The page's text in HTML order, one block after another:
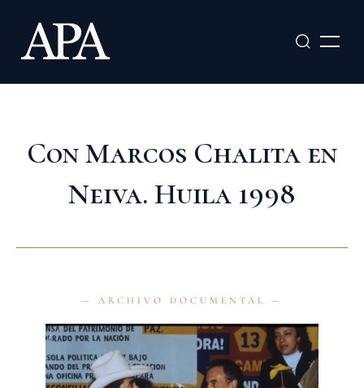
contenido
Con Marcos Chalita en
Neiva. Huila 1998